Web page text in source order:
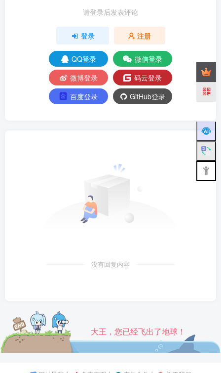
请登录后发表评论
登录 注册
QQ登录
微信登录
微博登录
码云登录
百度登录
GitHub登录
没有回复内容
大王，您已经飞出了地球！